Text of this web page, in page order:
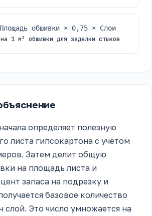
обшивки × 0,75 × Слои
1 м² обшивки для заделки стыков
определяет полезную
листа гипсокартона с учётом
Затем делит общую
на площадь листа и
запаса на подрезку и
базовое количество
слой. Это число умножается на